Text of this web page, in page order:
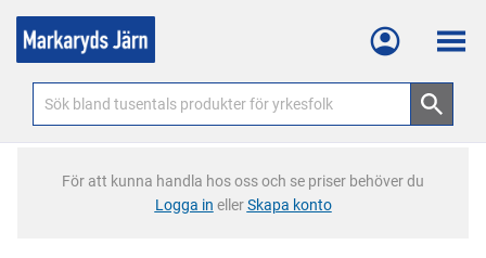
Meny
För att kunna handla hos oss och se priser behöver du
Logga in ellerSkapa konto